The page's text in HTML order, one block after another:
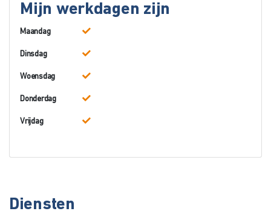
Mijn werkdagen zijn
Maandag
Dinsdag
Woensdag
Donderdag
Vrijdag
Diensten